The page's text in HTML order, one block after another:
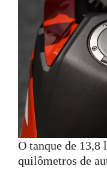
O tanque de
quilômetros de